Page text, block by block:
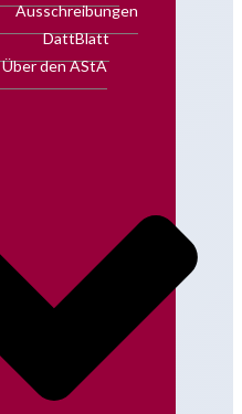
Ausschreibungen
DattBlatt
Über den AStA